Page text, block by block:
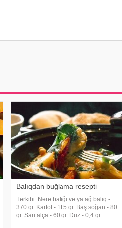
Balıqdan buğlama resepti
Tərkibi. Nərə balığı və ya ağ balıq -
370 qr. Kartof - 115 qr. Baş soğan - 80
qr. Sarı alça - 60 qr. Duz - 0,4 qr.